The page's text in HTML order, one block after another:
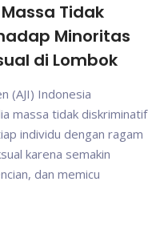
Tidak
Minoritas
di Lombok
(AJI) Indonesia
massa tidak diskriminatif
individu dengan ragam
karena semakin
dan memicu